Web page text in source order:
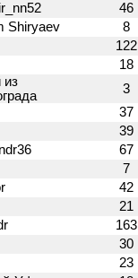
46
Shiryaev 8
122
18
из
3
37
39
67
7
42
21
163
30
23